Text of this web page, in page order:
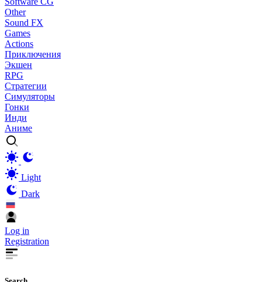
Other
Sound FX
Games
Actions
Приключения
Экшен
RPG
Стратегии
Симуляторы
Гонки
Инди
Аниме
Light
Dark
Log in
Registration